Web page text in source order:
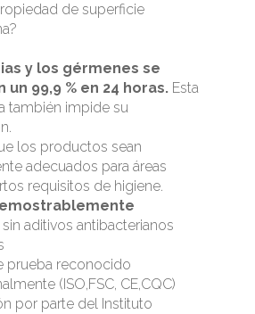
de superficie
y los gérmenes se
un 99,9 % en 24 horas. Esta
también impide su
los productos sean
adecuados para áreas
requisitos de higiene.
aditivos antibacterianos
prueba reconocido
(ISO,FSC, CE,CQC)
por parte del Instituto